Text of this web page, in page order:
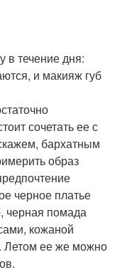
в течение дня:
и макияж губ
сочетать ее с
бархатным
образ
черное платье
черная помада
кожаной
Летом ее же можно